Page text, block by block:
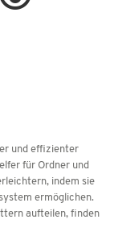
und effizienter
für Ordner und
indem sie
ermöglichen.
aufteilen, finden